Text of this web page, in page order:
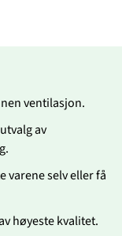
ventilasjon.
av
varene selv eller få
høyeste kvalitet.